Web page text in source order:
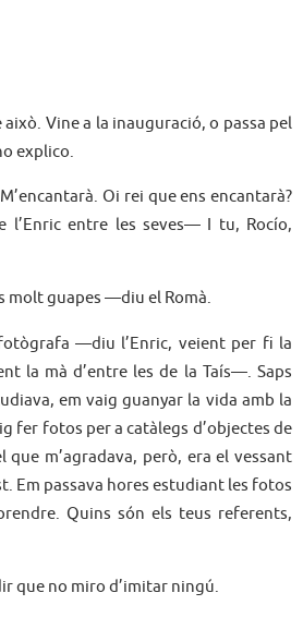
Vine a la inauguració, o passa pel
explico.
Oi rei que ens encantarà?
entre les seves— I tu, Rocío,
molt guapes —diu el Romà.
—diu l’Enric, veient per fi la
la mà d’entre les de la Taís—. Saps
em vaig guanyar la vida amb la
fer fotos per a catàlegs d’objectes de
que m’agradava, però, era el vessant
Em passava hores estudiant les fotos
Quins són els teus referents,
que no miro d’imitar ningú.